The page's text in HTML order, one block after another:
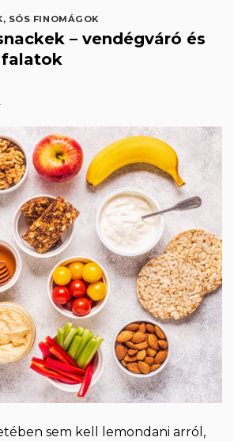
, SÓS FINOMÁGOK
– vendégváró és
sem kell lemondani arról,